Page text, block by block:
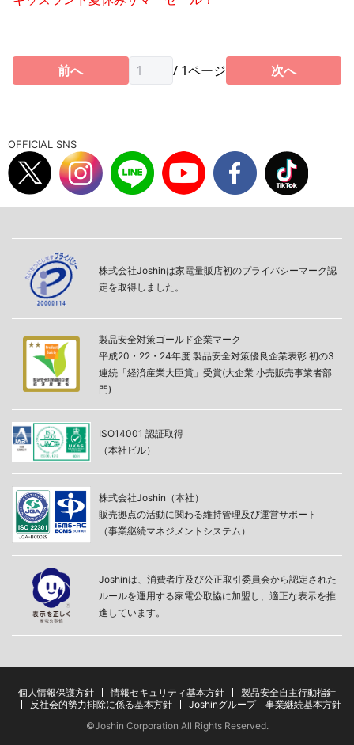
前へ / 1ページ 次へ
OFFICIAL SNS
株式会社Joshinは家電量販店初のプライバシーマーク認
定を取得しました。
製品安全対策ゴールド企業マーク
平成20・22・24年度 製品安全対策優良企業表彰 初の3
連続「経済産業大臣賞」受賞(大企業 小売販売事業者部
門)
ISO14001 認証取得
（本社ビル）
株式会社Joshin（本社）
販売拠点の活動に関わる維持管理及び運営サポート
（事業継続マネジメントシステム）
Joshinは、消費者庁及び公正取引委員会から認定された
ルールを運用する家電公取協に加盟し、適正な表示を推
進しています。
個人情報保護方針 情報セキュリティ基本方針
製品安全自主行動指針
反社会的勢力排除に係る基本方針
Joshinグループ 事業継続基本方針
©Joshin Corporation All Rights Reserved.